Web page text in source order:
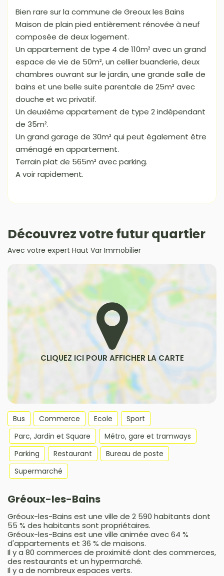
Bien rare sur la commune de Greoux les Bains
Maison de plain pied entièrement rénovée à neuf
composée de deux logement.
Un appartement de type 4 de 110m² avec un grand
espace de vie de 50m², un cellier buanderie, deux
chambres ouvrant sur le jardin, une grande salle de
bains et une belle suite parentale de 25m² avec
douche et wc privatif.
Un deuxième appartement de type 2 indépendant
de 35m².
Un grand garage de 30m² qui peut également être
aménagé en appartement.
Terrain plat de 565m² avec parking.
A voir rapidement.
Découvrez votre futur quartier
Avec votre expert Haut Var Immobilier
Bus Commerce Ecole
Sport
Parc, Jardin et Square
Métro, gare et tramways
Parking
Restaurant
Bureau de poste
Supermarché
Gréoux-les-Bains
Gréoux-les-Bains est une ville de 2 590 habitants dont
55 % des habitants sont propriétaires.
Gréoux-les-Bains est une ville animée avec 64 %
d'appartements et 36 % de maisons.
Il y a 80 commerces de proximité dont des commerces,
des restaurants et un hypermarché.
Il y a de nombreux espaces verts.